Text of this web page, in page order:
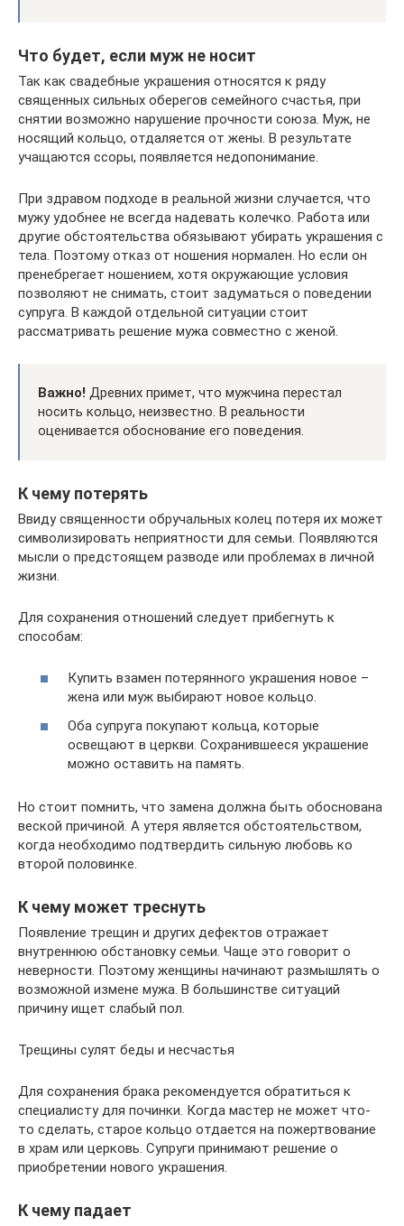
Что будет, если муж не носит
Так как свадебные украшения относятся к ряду
священных сильных оберегов семейного счастья, при
снятии возможно нарушение прочности союза. Муж, не
носящий кольцо, отдаляется от жены. В результате
учащаются ссоры, появляется недопонимание.
При здравом подходе в реальной жизни случается, что
мужу удобнее не всегда надевать колечко. Работа или
другие обстоятельства обязывают убирать украшения с
тела. Поэтому отказ от ношения нормален. Но если он
пренебрегает ношением, хотя окружающие условия
позволяют не снимать, стоит задуматься о поведении
супруга. В каждой отдельной ситуации стоит
рассматривать решение мужа совместно с женой.
Важно! Древних примет, что мужчина перестал
носить кольцо, неизвестно. В реальности
оценивается обоснование его поведения.
К чему потерять
Ввиду священности обручальных колец потеря их может
символизировать неприятности для семьи. Появляются
мысли о предстоящем разводе или проблемах в личной
жизни.
Для сохранения отношений следует прибегнуть к
способам:
Купить взамен потерянного украшения новое –
жена или муж выбирают новое кольцо.
Оба супруга покупают кольца, которые
освещают в церкви. Сохранившееся украшение
можно оставить на память.
Но стоит помнить, что замена должна быть обоснована
веской причиной. А утеря является обстоятельством,
когда необходимо подтвердить сильную любовь ко
второй половинке.
К чему может треснуть
Появление трещин и других дефектов отражает
внутреннюю обстановку семьи. Чаще это говорит о
неверности. Поэтому женщины начинают размышлять о
возможной измене мужа. В большинстве ситуаций
причину ищет слабый пол.
Трещины сулят беды и несчастья
Для сохранения брака рекомендуется обратиться к
специалисту для починки. Когда мастер не может что-
то сделать, старое кольцо отдается на пожертвование
в храм или церковь. Супруги принимают решение о
приобретении нового украшения.
К чему падает